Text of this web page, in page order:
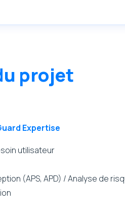
projet
Expertise
utilisateur
(APS, APD) / Analyse de